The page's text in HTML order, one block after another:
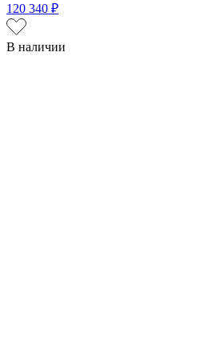
120 340 ₽
В наличии